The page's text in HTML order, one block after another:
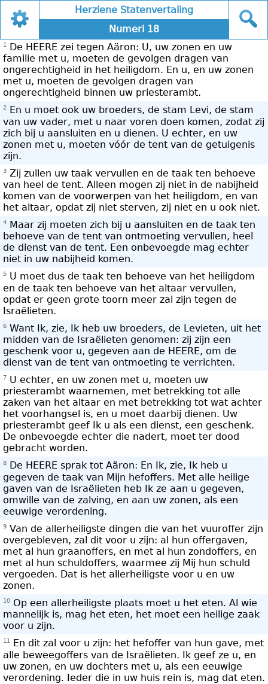
1
De HEERE zei tegen Aäron: U, uw zonen en uw
familie met u, moeten de gevolgen dragen van
ongerechtigheid in het heiligdom. En u, en uw zonen
met u, moeten de gevolgen dragen van
ongerechtigheid binnen uw priesterambt.
2
En u moet ook uw broeders, de stam Levi, de stam
van uw vader, met u naar voren doen komen, zodat zij
zich bij u aansluiten en u dienen. U echter, en uw
zonen met u, moeten vóór de tent van de getuigenis
zijn.
3 Zij zullen uw taak vervullen en de taak ten behoeve
van heel de tent. Alleen mogen zij niet in de nabijheid
komen van de voorwerpen van het heiligdom, en van
het altaar, opdat zij niet sterven, zij niet en u ook niet.
4
Maar zij moeten zich bij u aansluiten en de taak ten
behoeve van de tent van ontmoeting vervullen, heel
de dienst van de tent. Een onbevoegde mag echter
niet in uw nabijheid komen.
5 U moet dus de taak ten behoeve van het heiligdom
en de taak ten behoeve van het altaar vervullen,
opdat er geen grote toorn meer zal zijn tegen de
Israëlieten.
6 Want Ik, zie, Ik heb uw broeders, de Levieten, uit het
midden van de Israëlieten genomen: zij zijn een
geschenk voor u, gegeven aan de HEERE, om de
dienst van de tent van ontmoeting te verrichten.
7 U echter, en uw zonen met u, moeten uw
priesterambt waarnemen, met betrekking tot alle
zaken van het altaar en met betrekking tot wat achter
het voorhangsel is, en u moet daarbij dienen. Uw
priesterambt geef Ik u als een dienst, een geschenk.
De onbevoegde echter die nadert, moet ter dood
gebracht worden.
8
De HEERE sprak tot Aäron: En Ik, zie, Ik heb u
gegeven de taak van Mijn hefoffers. Met alle heilige
gaven van de Israëlieten heb Ik ze aan u gegeven,
omwille van de zalving, en aan uw zonen, als een
eeuwige verordening.
9 Van de allerheiligste dingen die van het vuuroffer zijn
overgebleven, zal dit voor u zijn: al hun offergaven,
met al hun graanoffers, en met al hun zondoffers, en
met al hun schuldoffers, waarmee zij Mij hun schuld
vergoeden. Dat is het allerheiligste voor u en uw
zonen.
10 Op een allerheiligste plaats moet u het eten. Al wie
mannelijk is, mag het eten, het moet een heilige zaak
voor u zijn.
11
En dit zal voor u zijn: het hefoffer van hun gave, met
alle beweegoffers van de Israëlieten. Ik geef ze u, en
uw zonen, en uw dochters met u, als een eeuwige
verordening. Ieder die in uw huis rein is, mag dat eten.
Herziene Statenvertaling
Numeri 18